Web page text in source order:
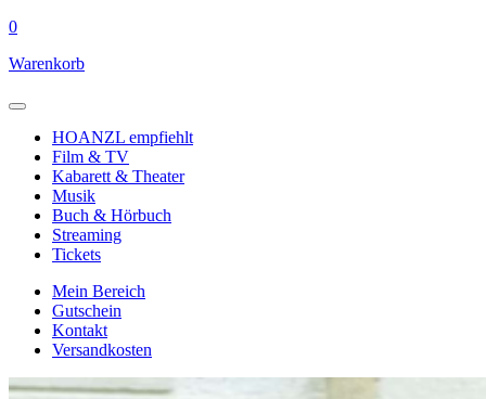
0
Warenkorb
HOANZL empfiehlt
Film & TV
Kabarett & Theater
Musik
Buch & Hörbuch
Streaming
Tickets
Mein Bereich
Gutschein
Kontakt
Versandkosten